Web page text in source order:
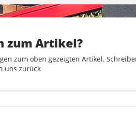
zum Artikel?
zum oben gezeigten Artikel.
uns zurück